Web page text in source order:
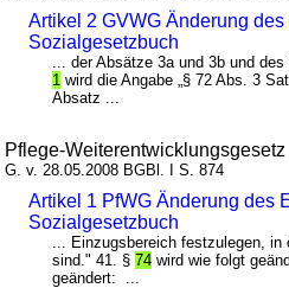
Artikel 2 GVWG Änderung
Sozialgesetzbuch
... der Absätze 3a und 3b und
1 wird die Angabe „§ 72 Abs. 3
Absatz ...
Pflege-Weiterentwicklungsgesetz
G. v. 28.05.2008 BGBl. I S. 874
Artikel 1 PfWG Änderung des
Sozialgesetzbuch
... Einzugsbereich festzulegen,
sind." 41. §74 wird wie folgt
geändert: ...